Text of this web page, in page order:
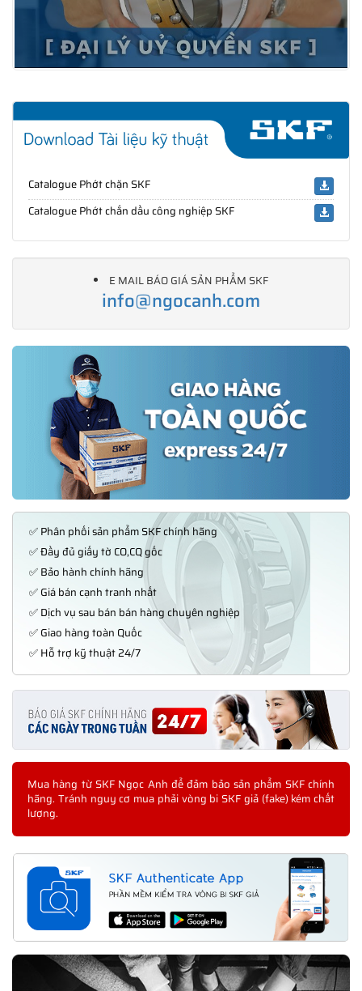
Catalogue Phớt chặn SKF
Catalogue Phớt chắn dầu công nghiệp SKF
E MAIL BÁO GIÁ SẢN PHẨM SKF
info@ngocanh.com
✅ Phân phối sản phẩm SKF chính hãng
✅ Đầy đủ giấy tờ CO,CQ gốc
✅ Bảo hành chính hãng
✅ Giá bán cạnh tranh nhất
✅ Dịch vụ sau bán bán hàng chuyên nghiệp
✅ Giao hàng toàn Quốc
✅ Hỗ trợ kỹ thuật 24/7
Mua hàng từ SKF Ngọc Anh để đảm bảo sản phẩm SKF chính
hãng. Tránh nguy cơ mua phải vòng bi SKF giả (fake) kém chất
lượng.